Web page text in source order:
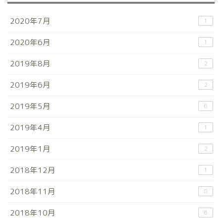
2020年7月 1
2020年6月 1
2019年8月 2
2019年6月 2
2019年5月 6
2019年4月 1
2019年1月 2
2018年12月 1
2018年11月 8
2018年10月 6